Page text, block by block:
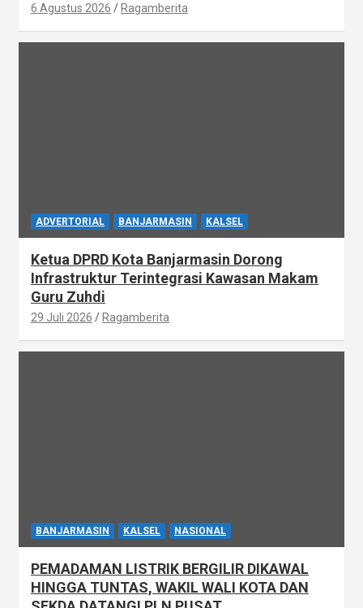
6 Agustus 2026 Ragamberita
ADVERTORIAL BANJARMASIN KALSEL
Ketua DPRD Kota Banjarmasin Dorong
Infrastruktur Terintegrasi Kawasan Makam
Guru Zuhdi
29 Juli 2026 Ragamberita
BANJARMASIN KALSEL NASIONAL
PEMADAMAN LISTRIK BERGILIR DIKAWAL
HINGGA TUNTAS, WAKIL WALI KOTA DAN